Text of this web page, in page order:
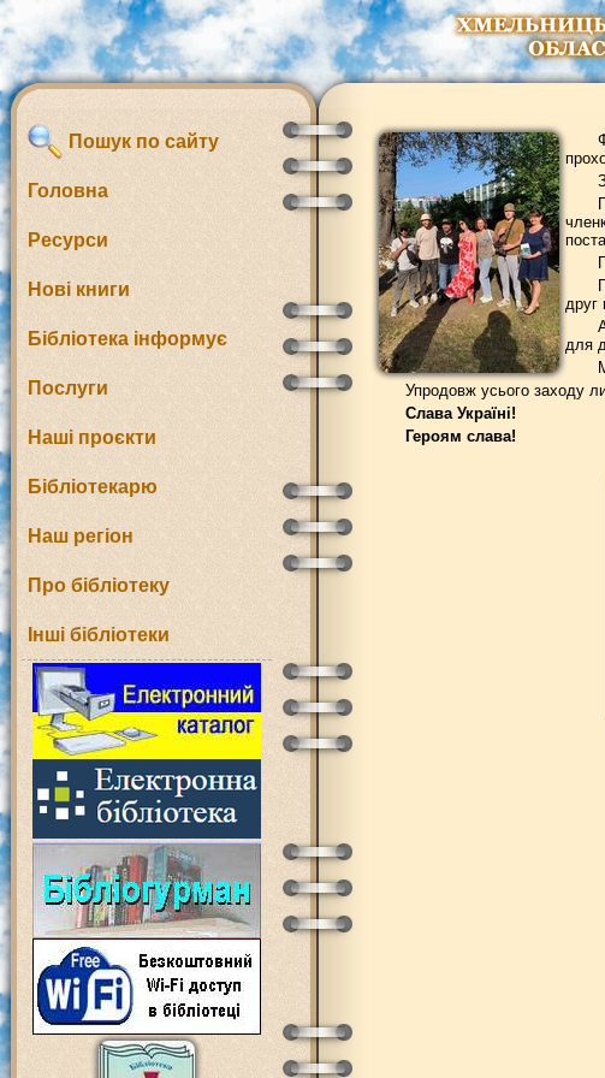
Пошук по сайту
Головна
Ресурси
Нові книги
Бібліотека інформує
Послуги
Наші проєкти
Бібліотекарю
Наш регіон
Про бібліотеку
Інші бібліотеки
друг
для
Упродовж усього заходу
Слава Україні!
Героям слава!